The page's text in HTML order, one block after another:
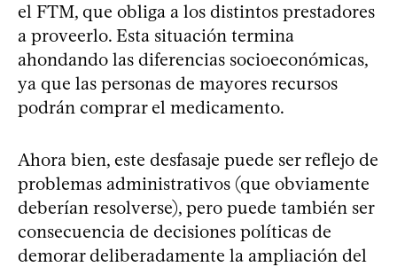
el FTM, que obliga a los distintos prestadores
a proveerlo. Esta situación termina
ahondando las diferencias socioeconómicas,
ya que las personas de mayores recursos
podrán comprar el medicamento.
Ahora bien, este desfasaje puede ser reflejo de
problemas administrativos (que obviamente
deberían resolverse), pero puede también ser
consecuencia de decisiones políticas de
demorar deliberadamente la ampliación del